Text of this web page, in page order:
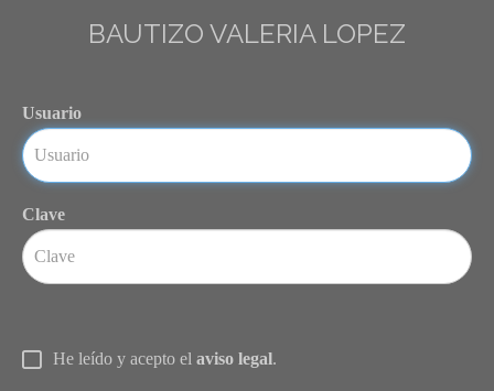
BAUTIZO VALERIA LOPEZ
Usuario
Clave
He leído y acepto el aviso legal.